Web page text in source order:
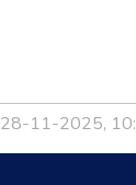
28-11-2025,